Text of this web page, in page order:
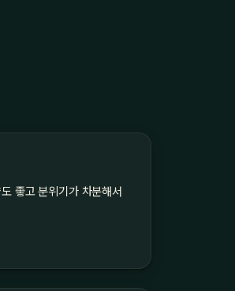
좋고 분위기가 차분해서